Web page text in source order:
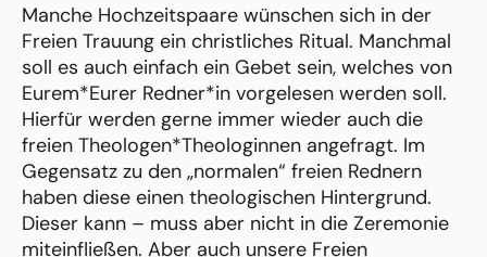
Manche Hochzeitspaare wünschen sich in der
Freien Trauung ein christliches Ritual. Manchmal
soll es auch einfach ein Gebet sein, welches von
Eurem*Eurer Redner*in vorgelesen werden soll.
Hierfür werden gerne immer wieder auch die
freien Theologen*Theologinnen angefragt. Im
Gegensatz zu den „normalen“ freien Rednern
haben diese einen theologischen Hintergrund.
Dieser kann – muss aber nicht in die Zeremonie
miteinfließen. Aber auch unsere Freien